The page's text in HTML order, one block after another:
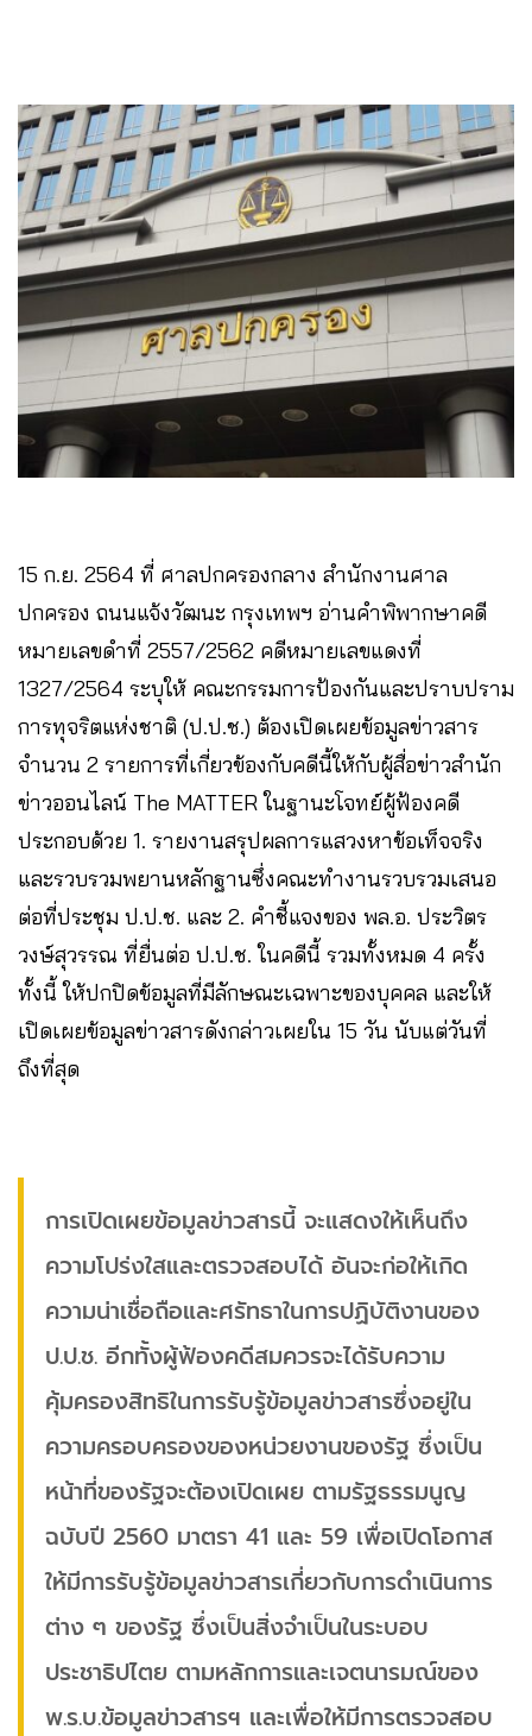
15 ก.ย. 2564 ที่ ศาลปกครองกลาง สำนักงานศาล
ปกครอง ถนนแจ้งวัฒนะ กรุงเทพฯ อ่านคำพิพากษาคดี
หมายเลขดำที่ 2557/2562 คดีหมายเลขแดงที่
1327/2564 ระบุให้ คณะกรรมการป้องกันและปราบปราม
การทุจริตแห่งชาติ (ป.ป.ช.) ต้องเปิดเผยข้อมูลข่าวสาร
จำนวน 2 รายการที่เกี่ยวข้องกับคดีนี้ให้กับผู้สื่อข่าวสำนัก
ข่าวออนไลน์ The MATTER ในฐานะโจทย์ผู้ฟ้องคดี
ประกอบด้วย 1. รายงานสรุปผลการแสวงหาข้อเท็จจริง
และรวบรวมพยานหลักฐานซึ่งคณะทำงานรวบรวมเสนอ
ต่อที่ประชุม ป.ป.ช. และ 2. คำชี้แจงของ พล.อ. ประวิตร
วงษ์สุวรรณ ที่ยื่นต่อ ป.ป.ช. ในคดีนี้ รวมทั้งหมด 4 ครั้ง
ทั้งนี้ ให้ปกปิดข้อมูลที่มีลักษณะเฉพาะของบุคคล และให้
เปิดเผยข้อมูลข่าวสารดังกล่าวเผยใน 15 วัน นับแต่วันที่
ถึงที่สุด
การเปิดเผยข้อมูลข่าวสารนี้ จะแสดงให้เห็นถึง
ความโปร่งใสและตรวจสอบได้ อันจะก่อให้เกิด
ความน่าเชื่อถือและศรัทธาในการปฏิบัติงานของ
ป.ป.ช. อีกทั้งผู้ฟ้องคดีสมควรจะได้รับความ
คุ้มครองสิทธิในการรับรู้ข้อมูลข่าวสารซึ่งอยู่ใน
ความครอบครองของหน่วยงานของรัฐ ซึ่งเป็น
หน้าที่ของรัฐจะต้องเปิดเผย ตามรัฐธรรมนูญ
ฉบับปี 2560 มาตรา 41 และ 59 เพื่อเปิดโอกาส
ให้มีการรับรู้ข้อมูลข่าวสารเกี่ยวกับการดำเนินการ
ต่าง ๆ ของรัฐ ซึ่งเป็นสิ่งจำเป็นในระบอบ
ประชาธิปไตย ตามหลักการและเจตนารมณ์ของ
พ.ร.บ.ข้อมูลข่าวสารฯ และเพื่อให้มีการตรวจสอบ